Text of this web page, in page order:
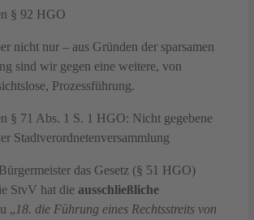
§ 92 HGO
nicht nur – aus Gründen der sparsamen
sind wir gegen eine weitere, von
Prozessführung.
§ 71 Abs. 1 S. 1 HGO: Nicht gegebene
Stadtverordnetenversammlung
das Gesetz (§ 51 HGO)
StvV hat die ausschließliche
„ 18. die Führung eines Rechtsstreits von